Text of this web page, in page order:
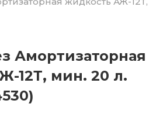
Амортизаторная
12Т, мин. 20 л.